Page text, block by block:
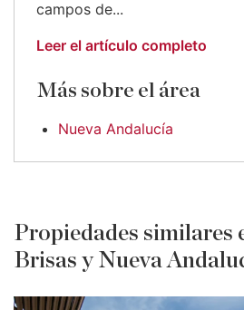
campos de...
Leer el artículo completo
Más sobre el área
Nueva Andalucía
Propiedades similares
Brisas y Nueva